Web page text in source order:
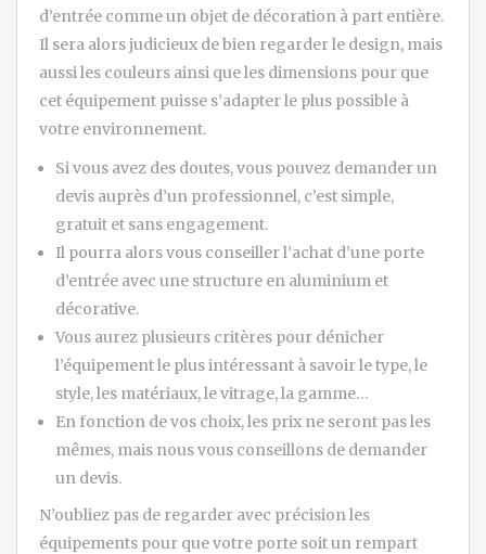
d’entrée comme un objet de décoration à part entière.
Il sera alors judicieux de bien regarder le design, mais
aussi les couleurs ainsi que les dimensions pour que
cet équipement puisse s’adapter le plus possible à
votre environnement.
Si vous avez des doutes, vous pouvez demander un
devis auprès d’un professionnel, c’est simple,
gratuit et sans engagement.
Il pourra alors vous conseiller l’achat d’une porte
d’entrée avec une structure en aluminium et
décorative.
Vous aurez plusieurs critères pour dénicher
l’équipement le plus intéressant à savoir le type, le
style, les matériaux, le vitrage, la gamme…
En fonction de vos choix, les prix ne seront pas les
mêmes, mais nous vous conseillons de demander
un devis.
N’oubliez pas de regarder avec précision les
équipements pour que votre porte soit un rempart